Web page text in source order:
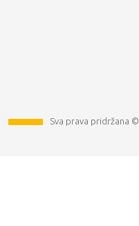
Sva prava pridržana ©